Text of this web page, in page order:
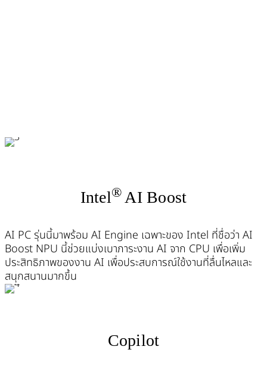
Intel®AI Boost
AI PC รุ่นนี้มาพร้อม AI Engine เฉพาะของ Intel ที่ชื่อว่า AI
Boost NPU นี้ช่วยแบ่งเบาภาระงาน AI จาก CPU เพื่อเพิ่ม
ประสิทธิภาพของงาน AI เพื่อประสบการณ์ใช้งานที่ลื่นไหลและ
สนุกสนานมากขึ้น
Copilot